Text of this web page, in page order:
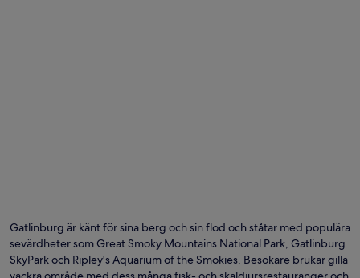
Gatlinburg är känt för sina berg och sin flod och ståtar med populära
sevärdheter som Great Smoky Mountains National Park, Gatlinburg
SkyPark och Ripley's Aquarium of the Smokies. Besökare brukar gilla